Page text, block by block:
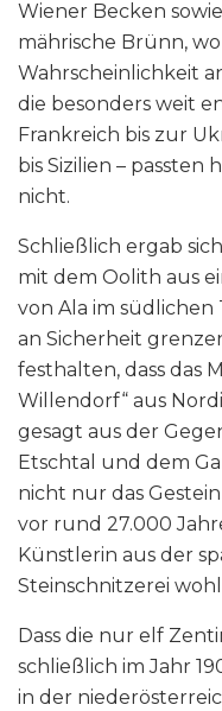
Wiener Becken
mährische Brünn,
Wahrscheinlichkeit
die besonders weit
Frankreich bis zur
bis Sizilien – passten
nicht.
Schließlich ergab
mit dem Oolith aus
von Ala im
an Sicherheit
festhalten, dass das
Willendorf“ aus
gesagt aus der
Etschtal und dem
nicht nur das
vor rund 27.000
Künstlerin aus der
Steinschnitzerei
Dass die nur elf
schließlich im Jahr
in der